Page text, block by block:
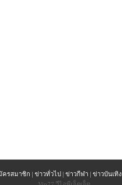
ครสมาชิก | ข่าวทั่วไป | ข่าวกีฬา | ข่าวบันเทิง